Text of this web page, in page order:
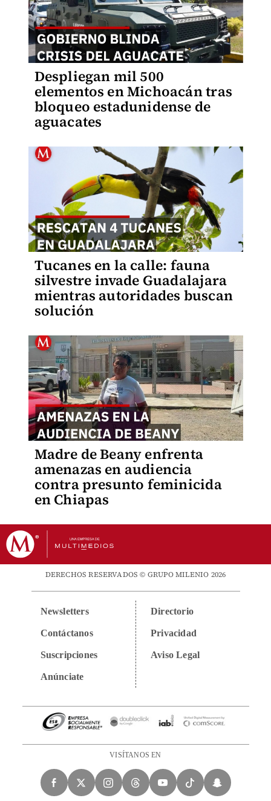
Despliegan mil 500
elementos en Michoacán tras
bloqueo estadunidense de
aguacates
Tucanes en la calle: fauna
silvestre invade Guadalajara
mientras autoridades buscan
solución
Madre de Beany enfrenta
amenazas en audiencia
contra presunto feminicida
en Chiapas
DERECHOS RESERVADOS © GRUPO MILENIO 2026
Newsletters
Contáctanos
Suscripciones
Anúnciate
Directorio
Privacidad
Aviso Legal
VISÍTANOS EN